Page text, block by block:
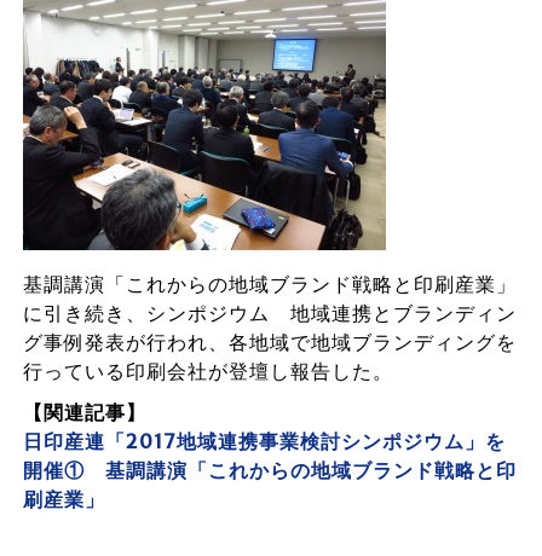
基調講演「これからの地域ブランド戦略と印刷産業」
に引き続き、シンポジウム 地域連携とブランディン
グ事例発表が行われ、各地域で地域ブランディングを
行っている印刷会社が登壇し報告した。
【関連記事】
日印産連「2017地域連携事業検討シンポジウム」を
開催① 基調講演「これからの地域ブランド戦略と印
刷産業」